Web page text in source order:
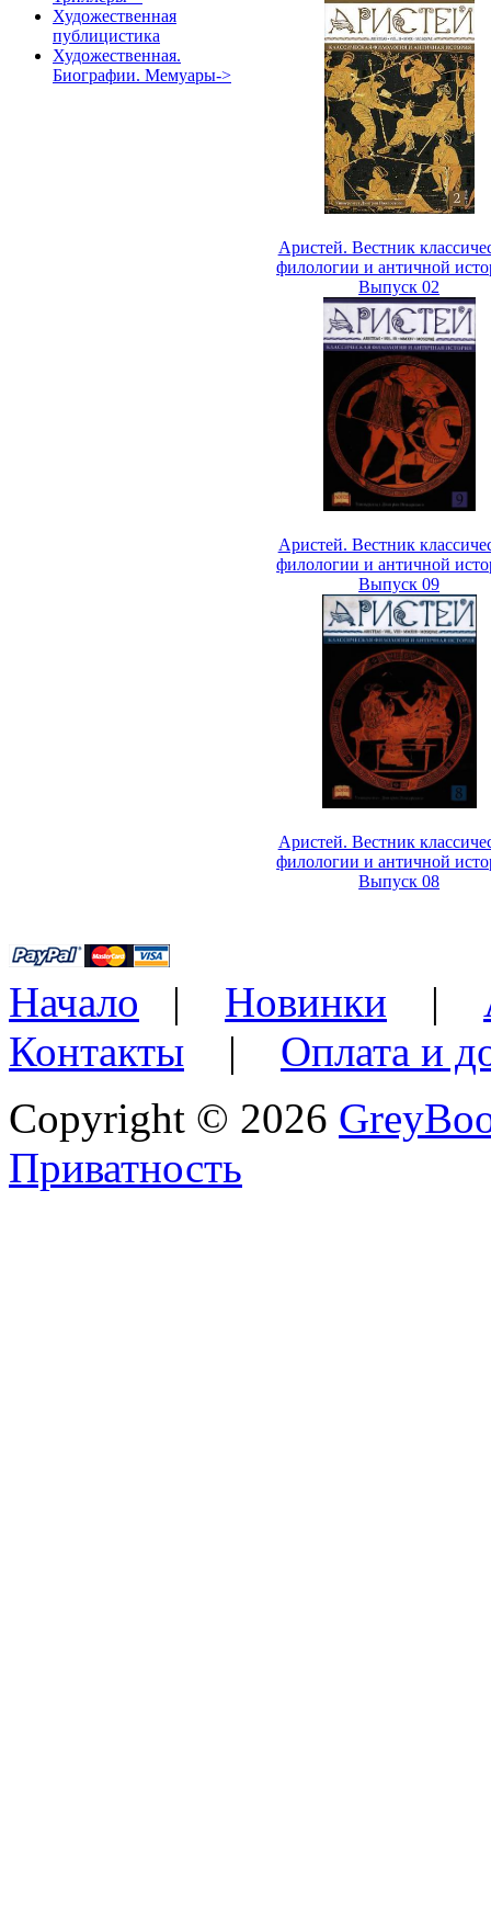
Художественная
публицистика
Художественная.
Биографии. Мемуары->
Аристей. Вестник
филологии и античной
Выпуск 02
Аристей. Вестник
филологии и античной
Выпуск 09
Аристей. Вестник
филологии и античной
Выпуск 08
Начало | Новинки |
Контакты | Оплата и
Copyright © 2026
Приватность